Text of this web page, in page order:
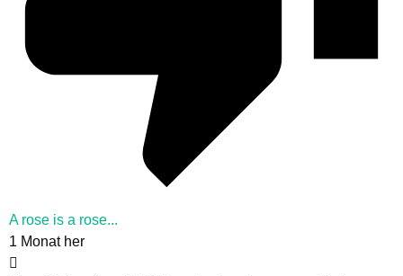
A rose is a rose...
1 Monat her